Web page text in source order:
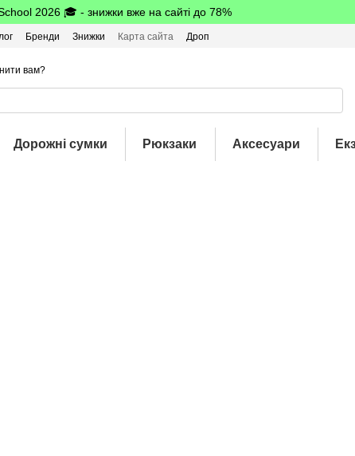
2026 🎓 - знижки вже на сайті до 78%
Бренди Знижки Карта сайта
Дроп
вам?
Дорожні сумки Рюкзаки Аксесуари